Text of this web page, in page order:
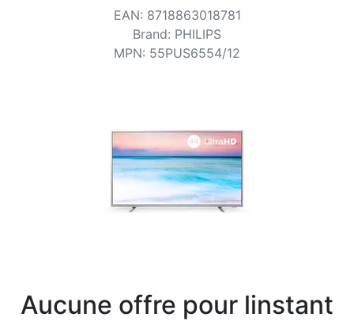
EAN: 8718863018781
Brand: PHILIPS
MPN: 55PUS6554/12
Aucune offre pour linstant